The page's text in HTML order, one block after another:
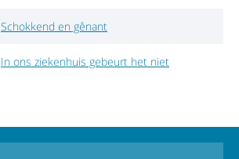
Schokkend en gênant
In ons ziekenhuis gebeurt het niet